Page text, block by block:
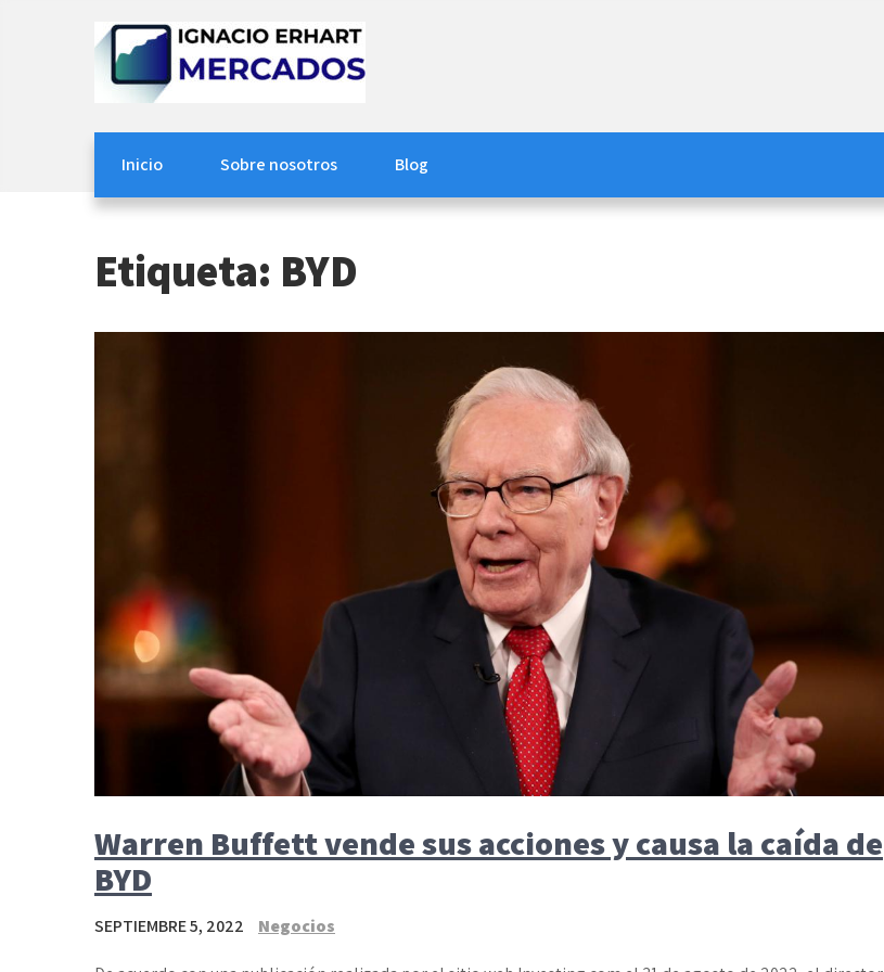
Ignacio Erhart
Inicio
Sobre nosotros Blog
Etiqueta: BYD
Warren Buffett vende sus acciones y causa la caída de
BYD
SEPTIEMBRE 5, 2022 Negocios